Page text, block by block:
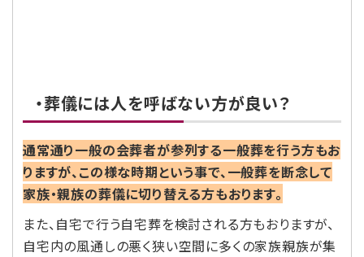
・葬儀には人を呼ばない方が良い？
通常通り一般の会葬者が参列する一般葬を行う方もお
りますが、この様な時期という事で、一般葬を断念して
家族・親族の葬儀に切り替える方もおります。
また、自宅で行う自宅葬を検討される方もおりますが、
自宅内の風通しの悪く狭い空間に多くの家族親族が集